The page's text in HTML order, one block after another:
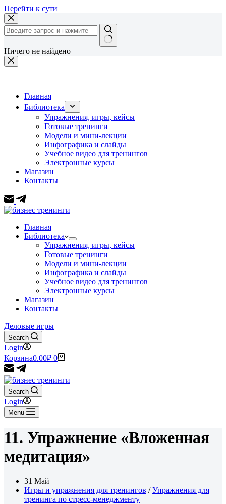
Перейти к сути
Ничего не найдено
Главная
Библиотека
Упражнения, игры, кейсы
Готовые тренинги
Модели и мини-лекции
Инфографика и слайды
Учебное видео для тренингов
Электронные курсы
Магазин
Контакты
Главная
Библиотека
Упражнения, игры, кейсы
Готовые тренинги
Модели и мини-лекции
Инфографика и слайды
Учебное видео для тренингов
Электронные курсы
Магазин
Контакты
Деловые игры
Search
Login
Корзина0.00₽ 0
Search
Login
Menu
11. Упражнение «Вложенная
медитация»
31 Май
Игры и упражнения для тренингов /Упражнения для
тренинга по стресс-менеджменту